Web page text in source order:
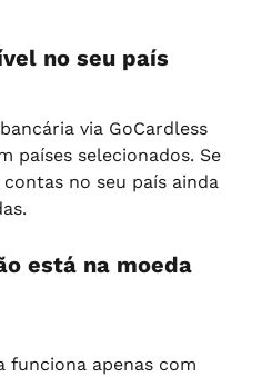
no seu país
via GoCardless
países selecionados. Se
no seu país ainda
está na moeda
funciona apenas com